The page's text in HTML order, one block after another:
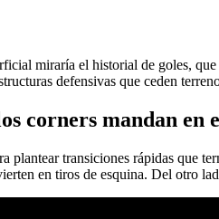
miraría el historial de goles,
defensivas que ceden
corners mandan en
plantear transiciones rápidas que
en tiros de esquina. Del otro